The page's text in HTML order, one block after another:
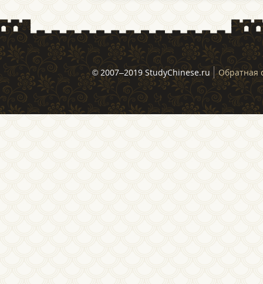
© 2007–2019 StudyChinese.ru Обратная